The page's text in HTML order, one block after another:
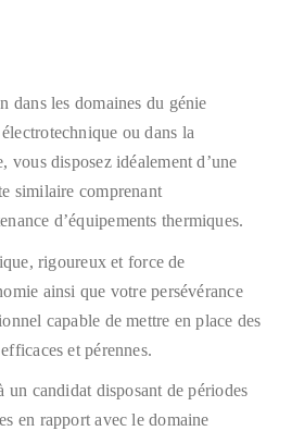
dans les domaines du génie
ou dans la
vous disposez idéalement d’une
similaire comprenant
d’équipements thermiques.
rigoureux et force de
ainsi que votre persévérance
capable de mettre en place des
et pérennes.
un candidat disposant de périodes
en rapport avec le domaine